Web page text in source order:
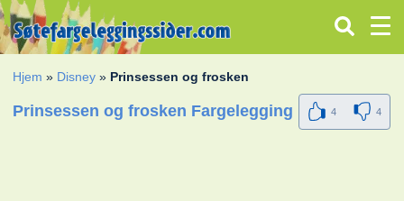
Hjem » Disney » Prinsessen og frosken
Prinsessen og frosken Fargelegging 4 4